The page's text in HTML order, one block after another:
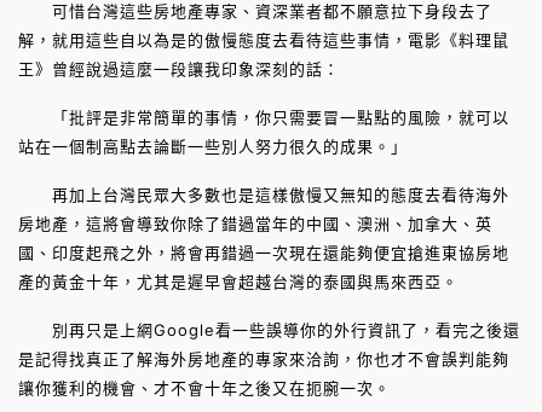
可惜台灣這些房地產專家、資深業者都不願意拉下身段去了
解，就用這些自以為是的傲慢態度去看待這些事情，電影《料理鼠
王》曾經說過這麼一段讓我印象深刻的話：
「批評是非常簡單的事情，你只需要冒一點點的風險，就可以
站在一個制高點去論斷一些別人努力很久的成果。」
再加上台灣民眾大多數也是這樣傲慢又無知的態度去看待海外
房地產，這將會導致你除了錯過當年的中國、澳洲、加拿大、英
國、印度起飛之外，將會再錯過一次現在還能夠便宜搶進東協房地
產的黃金十年，尤其是遲早會超越台灣的泰國與馬來西亞。
別再只是上網Google看一些誤導你的外行資訊了，看完之後還
是記得找真正了解海外房地產的專家來洽詢，你也才不會誤判能夠
讓你獲利的機會、才不會十年之後又在扼腕一次。